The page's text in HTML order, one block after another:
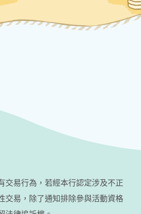
交易行為，若經本行認定涉及不正
交易，除了通知排除參與活動資格